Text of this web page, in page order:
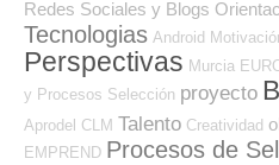
Redes Sociales y Blogs
Tecnologias Android
Perspectivas Murcia
y Procesos Selección proyecto
Aprodel CLM Talento Creatividad
EMPREND Procesos de